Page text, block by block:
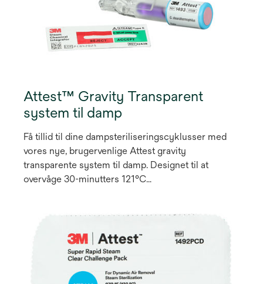
Attest™ Gravity Transparent
system til damp
Få tillid til dine dampsteriliseringscyklusser med
vores nye, brugervenlige Attest gravity
transparente system til damp. Designet til at
overvåge 30-minutters 121°C
indikator (BI) og kemiske integrator (CI) før og
efter behandling uden at åbne pakken.